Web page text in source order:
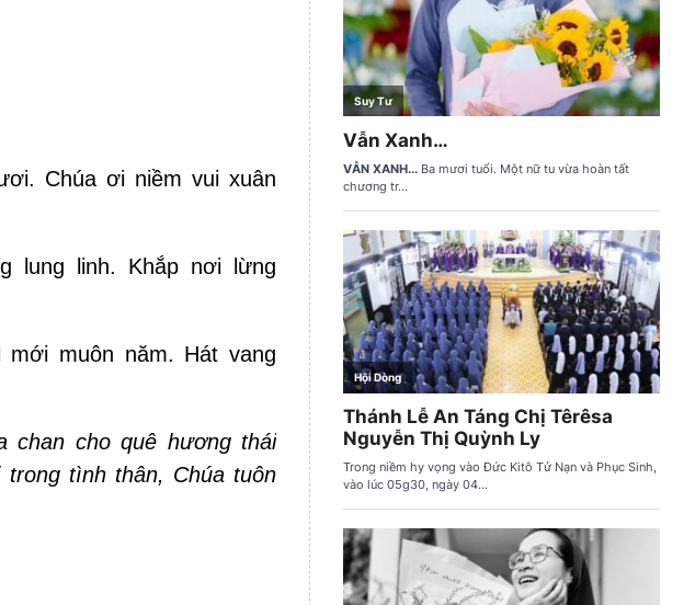
Chúa ơi niềm vui xuân
lung linh. Khắp nơi lừng
muôn năm. Hát vang
chan cho quê hương thái
tình thân, Chúa tuôn